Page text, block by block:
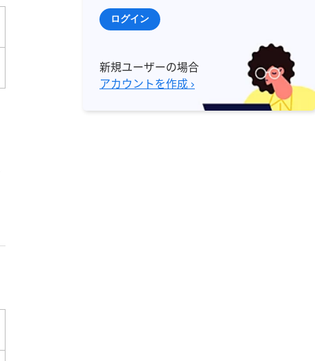
ログイン
新規ユーザーの場合
アカウントを作成 ›